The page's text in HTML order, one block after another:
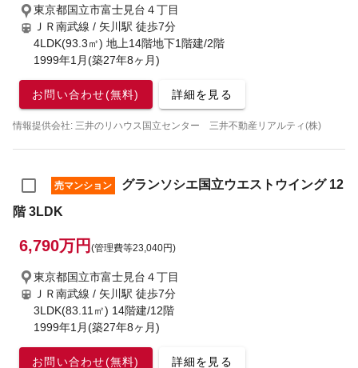
東京都国立市富士見台４丁目
ＪＲ南武線 / 矢川駅 徒歩7分
4LDK(93.3㎡) 地上14階地下1階建/2階
1999年1月(築27年8ヶ月)
お問い合わせ(無料) 詳細を見る
情報提供会社: 三井のリハウス国立センター 三井不動産リアルティ(株)
売マンション
グランソシエ国立ウエストウイング 12
階 3LDK
6,790万円 (管理費等23,040円)
東京都国立市富士見台４丁目
ＪＲ南武線 / 矢川駅 徒歩7分
3LDK(83.11㎡) 14階建/12階
1999年1月(築27年8ヶ月)
お問い合わせ(無料) 詳細を見る